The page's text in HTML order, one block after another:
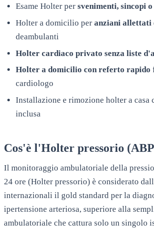
Esame Holter per svenimenti, sincopi
Holter a domicilio per anziani allettati
deambulanti
Holter cardiaco privato senza liste
Holter a domicilio con referto rapido
cardiologo
Installazione e rimozione holter a casa
inclusa
Cos'è l'Holter pressorio
Il monitoraggio ambulatoriale della
24 ore (Holter pressorio) è considerato
internazionali il gold standard per la
ipertensione arteriosa, superiore alla
ambulatoriale che cattura solo un singolo